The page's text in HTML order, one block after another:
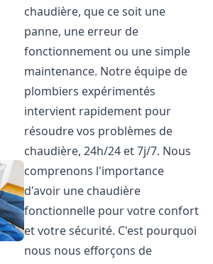
chaudière, que ce soit une
panne, une erreur de
fonctionnement ou une simple
maintenance. Notre équipe de
plombiers expérimentés
intervient rapidement pour
résoudre vos problèmes de
chaudière, 24h/24 et 7j/7. Nous
comprenons l'importance
d'avoir une chaudière
fonctionnelle pour votre confort
et votre sécurité. C'est pourquoi
nous nous efforçons de